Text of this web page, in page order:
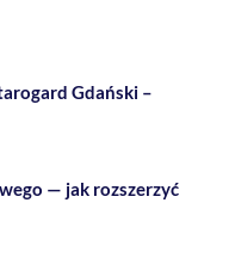
Gdański –
— jak rozszerzyć